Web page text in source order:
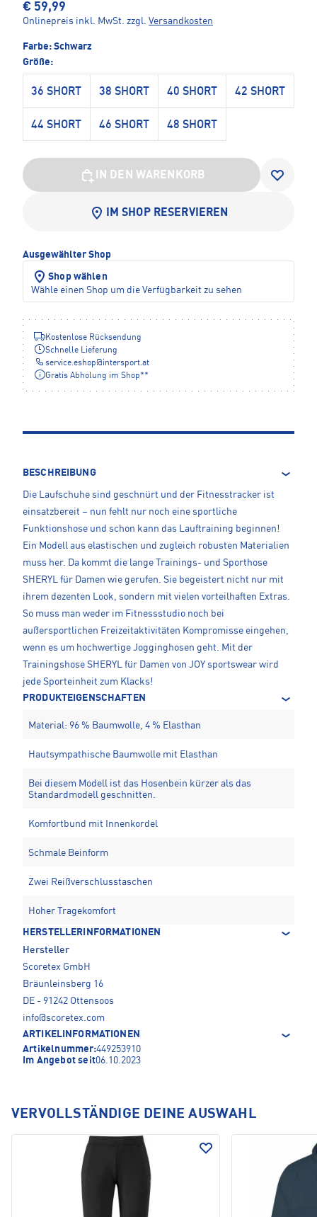
€ 59,99
Onlinepreis inkl. MwSt. zzgl. Versandkosten
Farbe: Schwarz
Größe:
36 SHORT 38 SHORT 40 SHORT 42 SHORT
44 SHORT 46 SHORT 48 SHORT
IN DEN WARENKORB
IM SHOP RESERVIEREN
Ausgewählter Shop
Shop wählen
Wähle einen Shop um die Verfügbarkeit zu sehen
Kostenlose Rücksendung
Schnelle Lieferung
service.eshop@intersport.at
Gratis Abholung im Shop**
BESCHREIBUNG
Die Laufschuhe sind geschnürt und der Fitnesstracker ist
einsatzbereit – nun fehlt nur noch eine sportliche
Funktionshose und schon kann das Lauftraining beginnen!
Ein Modell aus elastischen und zugleich robusten Materialien
muss her. Da kommt die lange Trainings- und Sporthose
SHERYL für Damen wie gerufen. Sie begeistert nicht nur mit
ihrem dezenten Look, sondern mit vielen vorteilhaften Extras.
So muss man weder im Fitnessstudio noch bei
außersportlichen Freizeitaktivitäten Kompromisse eingehen,
wenn es um hochwertige Jogginghosen geht. Mit der
Trainingshose SHERYL für Damen von JOY sportswear wird
jede Sporteinheit zum Klacks!
PRODUKTEIGENSCHAFTEN
Material: 96 % Baumwolle, 4 % Elasthan
Hautsympathische Baumwolle mit Elasthan
Bei diesem Modell ist das Hosenbein kürzer als das
Standardmodell geschnitten.
Komfortbund mit Innenkordel
Schmale Beinform
Zwei Reißverschlusstaschen
Hoher Tragekomfort
HERSTELLERINFORMATIONEN
Hersteller
Scoretex GmbH
Bräunleinsberg 16
DE - 91242 Ottensoos
info@scoretex.com
ARTIKELINFORMATIONEN
Artikelnummer:449253910
Im Angebot seit06.10.2023
VERVOLLSTÄNDIGE DEINE AUSWAHL